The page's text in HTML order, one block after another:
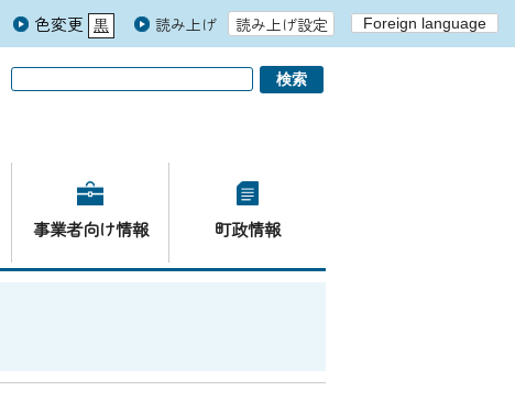
色変更 黒
青
白 読み上げ 読み上げ設定 Foreign language
事業者向け情報 町政情報